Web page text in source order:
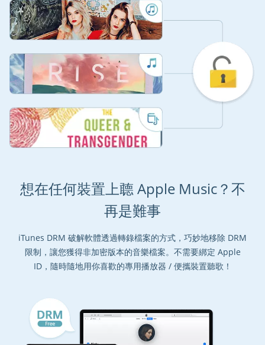
想在任何裝置上聼 Apple Music？不
再是難事
iTunes DRM 破解軟體透過轉錄檔案的方式，巧妙地移除 DRM
限制，讓您獲得非加密版本的音樂檔案。不需要綁定 Apple
ID，隨時隨地用你喜歡的專用播放器 / 便攜裝置聽歌！